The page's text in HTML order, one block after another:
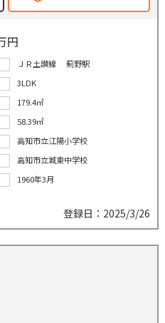
円
ＪＲ土讃線 薊野駅
3LDK
179.4㎡
58.39㎡
高知市立江陽小学校
高知市立城東中学校
1960年3月
登録日：2025/3/26